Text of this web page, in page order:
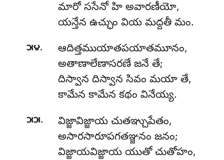
మారో ససేనో హి అవారణీయో,
యన్తేన ఉచ్ఛుం వియ మద్దతీ మం.
౫౪.
ఆదిత్తముయాతపయాతమూనం,
అతాణాలేణాసరణే జనే తే;
దిస్వాన దిస్వాన సివం మయా తే,
కామేన కామేన కథం వినేయ్య.
౫౫.
విజ్జావిజ్జాయ చుతఞ్చుపేతం,
అసారసారూపగతఞ్జనం జనం;
విజ్జాయవిజ్జాయ యుతో చుతోహం,